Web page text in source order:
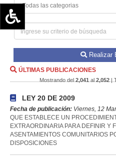
Aumentar texto (+)
Escala de Brillo
Realizar
ÚLTIMAS PUBLICACIONES
Mostrando del 2,041 al 2,052 |
LEY 20 DE 2009
Fecha de publicación: Viernes, 12
QUE ESTABLECE UN
EXTRAORDINARIA PARA DEFINIR Y
ASENTAMIENTOS COMUNITARIOS
DISPOSICIONES